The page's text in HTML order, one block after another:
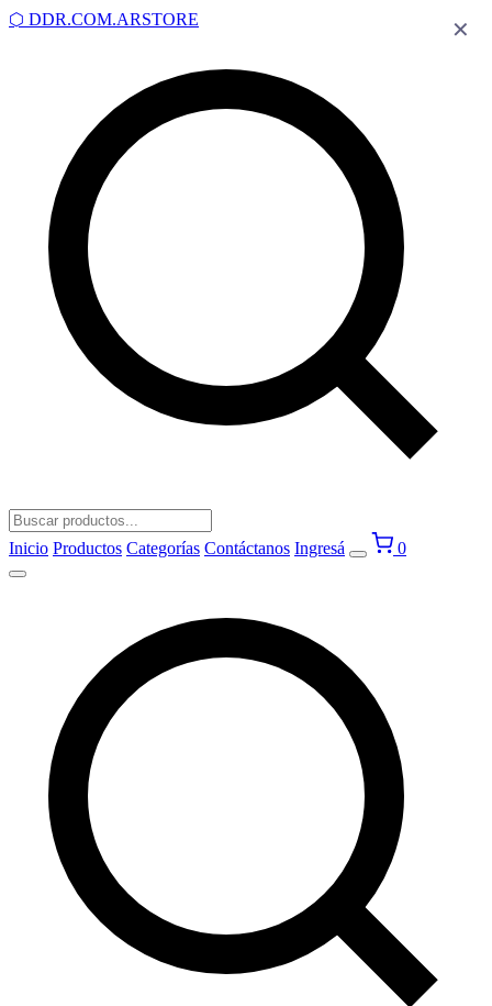
⬡ DDR.COM.ARSTORE
Inicio Productos Categorías Contáctanos Ingresá 0
✕